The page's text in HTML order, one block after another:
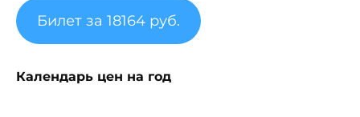
Билет за 18164 руб.
Календарь цен на год